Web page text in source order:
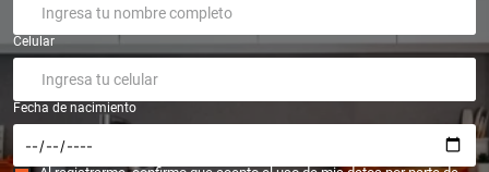
Celular
Fecha de nacimiento